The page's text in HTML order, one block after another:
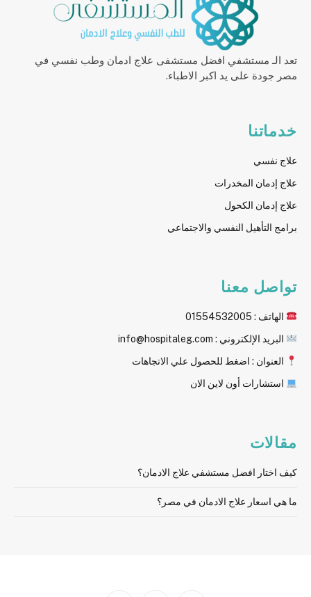
تعد الـ مستشفي افضل مستشفى علاج ادمان وطب نفسي في
مصر جودة على يد اكبر الاطباء.
خدماتنا
علاج نفسي
علاج إدمان المخدرات
علاج إدمان الكحول
برامج التأهيل النفسي والاجتماعي
تواصل معنا
الهاتف : 01554532005
البريد الإلكتروني : info@hospitaleg.com
العنوان : اضغط للحصول علي الاتجاهات
استشارات أون لاين الان
مقالات
كيف اختار افضل مستشفي علاج الادمان؟
ما هي اسعار علاج الادمان في مصر؟